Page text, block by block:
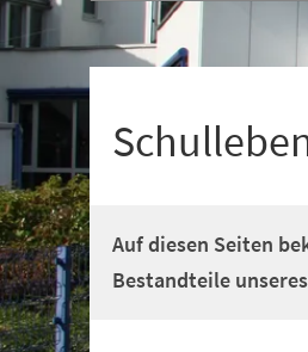
+
Auf diesen Seiten
Bestandteile